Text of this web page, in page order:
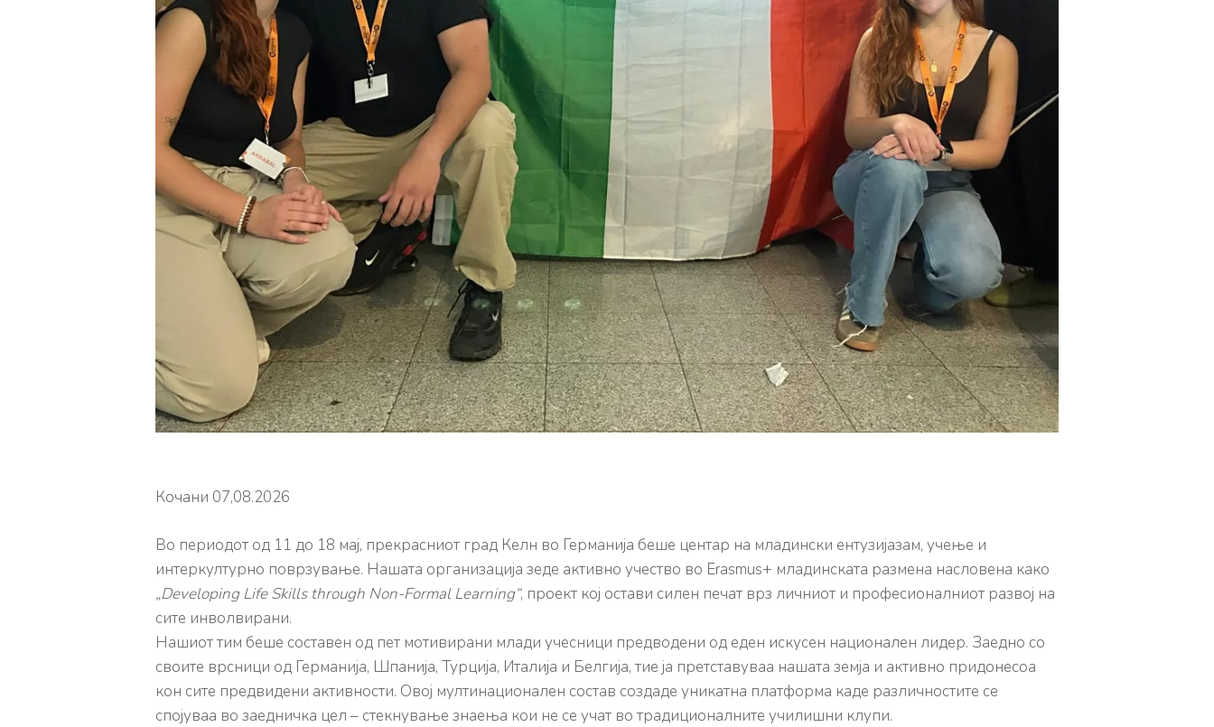
Кочани 07,08.2026
Во периодот од 11 до 18 мај, прекрасниот град Келн во Германија беше центар на младински ентузијазам, учење и
интеркултурно поврзување. Нашата организација зеде активно учество во Erasmus+ младинската размена насловена како
„Developing Life Skills through Non-Formal Learning“, проект кој остави силен печат врз личниот и професионалниот развој на
сите инволвирани.
Нашиот тим беше составен од пет мотивирани млади учесници предводени од еден искусен национален лидер. Заедно со
своите врсници од Германија, Шпанија, Турција, Италија и Белгија, тие ја претставуваа нашата земја и активно придонесоа
кон сите предвидени активности. Овој мултинационален состав создаде уникатна платформа каде различностите се
спојуваа во заедничка цел – стекнување знаења кои не се учат во традиционалните училишни клупи.